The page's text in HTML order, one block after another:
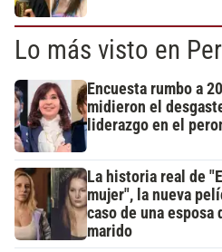
Lo más visto en
Encuesta rumbo a
midieron el
liderazgo en el
La historia real de
mujer", la nueva
caso de una esposa
marido